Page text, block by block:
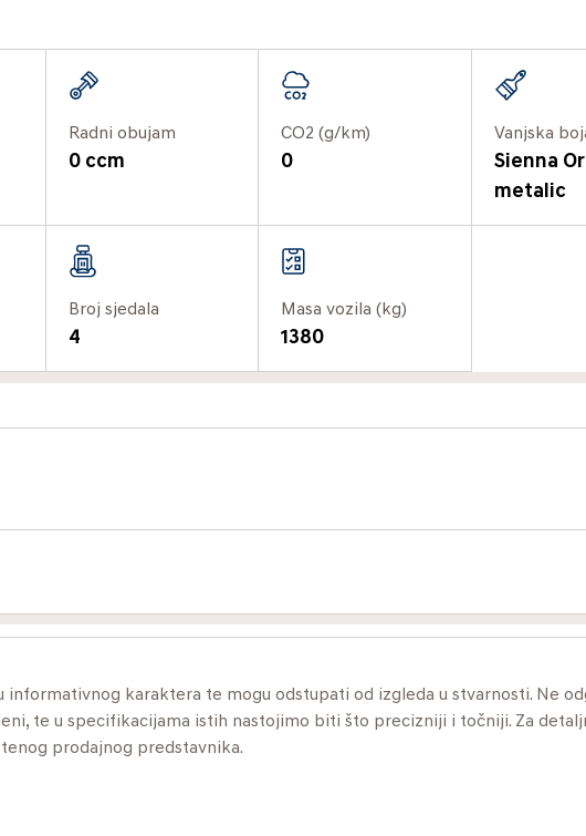
Radni obujam
0 ccm
CO2 (g/km)
0
Vanjska
Sienna
metalic
Broj sjedala
4
Masa vozila (kg)
1380
informativnog karaktera te mogu odstupati od izgleda u stvarnosti. Ne
te u specifikacijama istih nastojimo biti što precizniji i točniji. Za
prodajnog predstavnika.